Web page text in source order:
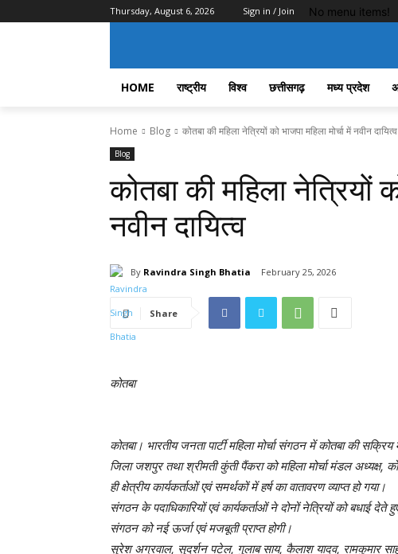
Thursday, August 6, 2026 Sign in / Join No menu items!
HOME राष्ट्रीय विश्व छत्तीसगढ़ मध्य प्रदेश
Home Blog कोतबा की महिला नेत्रियों को भाजपा महिला मोर्चा में नवीन दायित्व
Blog
कोतबा की महिला नेत्रियों
नवीन दायित्व
By Ravindra Singh Bhatia February 25, 2026
Share
कोतबा
कोतबा। भारतीय जनता पार्टी महिला मोर्चा संगठन में कोतबा की
जिला जशपुर तथा श्रीमती कुंती पैंकरा को महिला मोर्चा मंडल अध्यक्ष,
ही क्षेत्रीय कार्यकर्ताओं एवं समर्थकों में हर्ष का वातावरण व्याप्त हो गया।
संगठन के पदाधिकारियों एवं कार्यकर्ताओं ने दोनों नेत्रियों को बधाई देते
संगठन को नई ऊर्जा एवं मजबूती प्राप्त होगी।
सुरेश अग्रवाल, सुदर्शन पटेल, गुलाब साय, कैलाश यादव, रामकुमार